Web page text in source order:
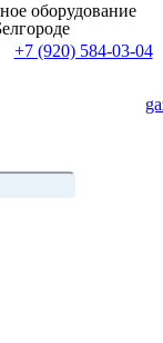
оборудование
+7 (920) 584-03-04